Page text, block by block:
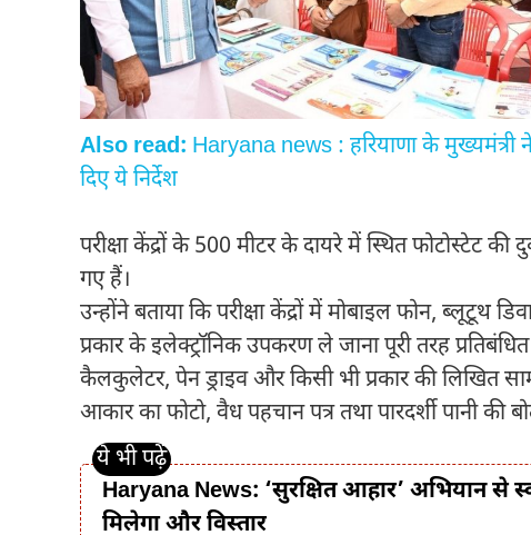
Also read: Haryana news : हरियाणा के मुख्यमंत्री
दिए ये निर्देश
परीक्षा केंद्रों के 500 मीटर के दायरे में स्थित फोटोस्टेट
गए हैं।
उन्होंने बताया कि परीक्षा केंद्रों में मोबाइल फोन, ब्लूटूथ
प्रकार के इलेक्ट्रॉनिक उपकरण ले जाना पूरी तरह
कैलकुलेटर, पेन ड्राइव और किसी भी प्रकार की लिखित
आकार का फोटो, वैध पहचान पत्र तथा पारदर्शी पानी की
Haryana News: ‘सुरक्षित आहार’ अभियान से
मिलेगा और विस्तार